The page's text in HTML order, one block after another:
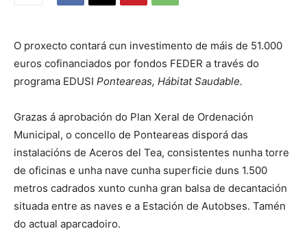
O proxecto contará cun investimento de máis de 51.000
euros cofinanciados por fondos FEDER a través do
programa EDUSI Ponteareas, Hábitat Saudable.
Grazas á aprobación do Plan Xeral de Ordenación
Municipal, o concello de Ponteareas disporá das
instalacións de Aceros del Tea, consistentes nunha torre
de oficinas e unha nave cunha superficie duns 1.500
metros cadrados xunto cunha gran balsa de decantación
situada entre as naves e a Estación de Autobses. Tamén
do actual aparcadoiro.